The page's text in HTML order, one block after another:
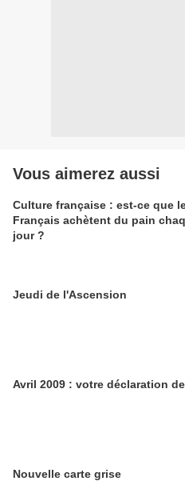
Vous aimerez aussi
Culture française : est-ce que
Français achètent du pain
jour ?
Jeudi de l'Ascension
Avril 2009 : votre déclaration
Nouvelle carte grise